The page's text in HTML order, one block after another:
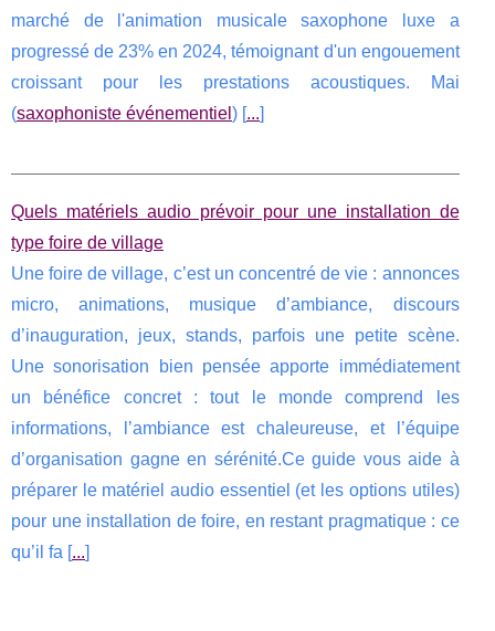
marché de l'animation musicale saxophone luxe a
progressé de 23% en 2024, témoignant d'un engouement
croissant pour les prestations acoustiques. Mai
(saxophoniste événementiel ) [...]
Quels matériels audio prévoir pour une installation de
type foire de village
Une foire de village, c’est un concentré de vie : annonces
micro, animations, musique d’ambiance, discours
d’inauguration, jeux, stands, parfois une petite scène.
Une sonorisation bien pensée apporte immédiatement
un bénéfice concret : tout le monde comprend les
informations, l’ambiance est chaleureuse, et l’équipe
d’organisation gagne en sérénité.Ce guide vous aide à
préparer le matériel audio essentiel (et les options utiles)
pour une installation de foire, en restant pragmatique : ce
qu’il fa [...]